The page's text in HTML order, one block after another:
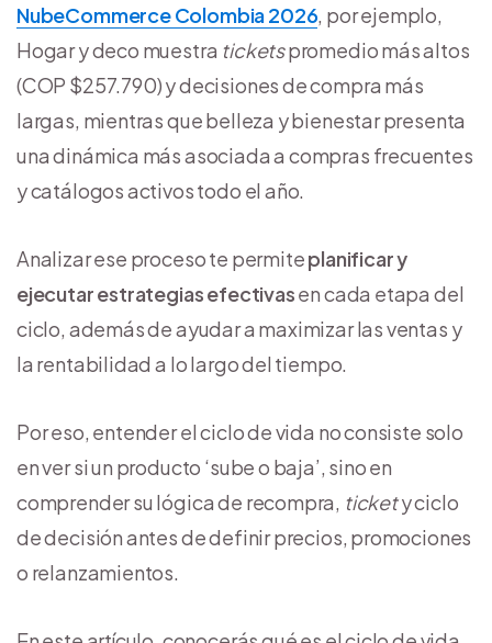
NubeCommerce Colombia 2026, por ejemplo,
Hogar y deco muestra ticketspromedio más altos
(COP $257.790) y decisiones de compra más
largas, mientras que belleza y bienestar presenta
una dinámica más asociada a compras frecuentes
y catálogos activos todo el año.
Analizar ese proceso te permiteplanificar y
ejecutar estrategias efectivasen cada etapa del
ciclo, además de ayudar a maximizar las ventas y
la rentabilidad a lo largo del tiempo.
Por eso, entender el ciclo de vida no consiste solo
en ver si un producto ‘sube o baja’, sino en
comprender su lógica de recompra, tickety ciclo
de decisión antes de definir precios, promociones
o relanzamientos.